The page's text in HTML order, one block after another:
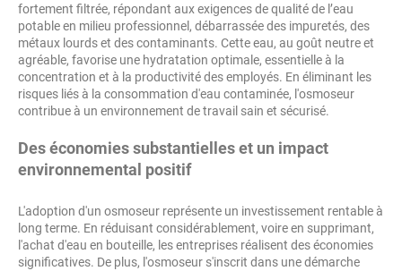
fortement filtrée, répondant aux exigences de qualité de l’eau
potable en milieu professionnel, débarrassée des impuretés, des
métaux lourds et des contaminants. Cette eau, au goût neutre et
agréable, favorise une hydratation optimale, essentielle à la
concentration et à la productivité des employés. En éliminant les
risques liés à la consommation d'eau contaminée, l'osmoseur
contribue à un environnement de travail sain et sécurisé.
Des économies substantielles et un impact
environnemental positif
L'adoption d'un osmoseur représente un investissement rentable à
long terme. En réduisant considérablement, voire en supprimant,
l'achat d'eau en bouteille, les entreprises réalisent des économies
significatives. De plus, l'osmoseur s'inscrit dans une démarche